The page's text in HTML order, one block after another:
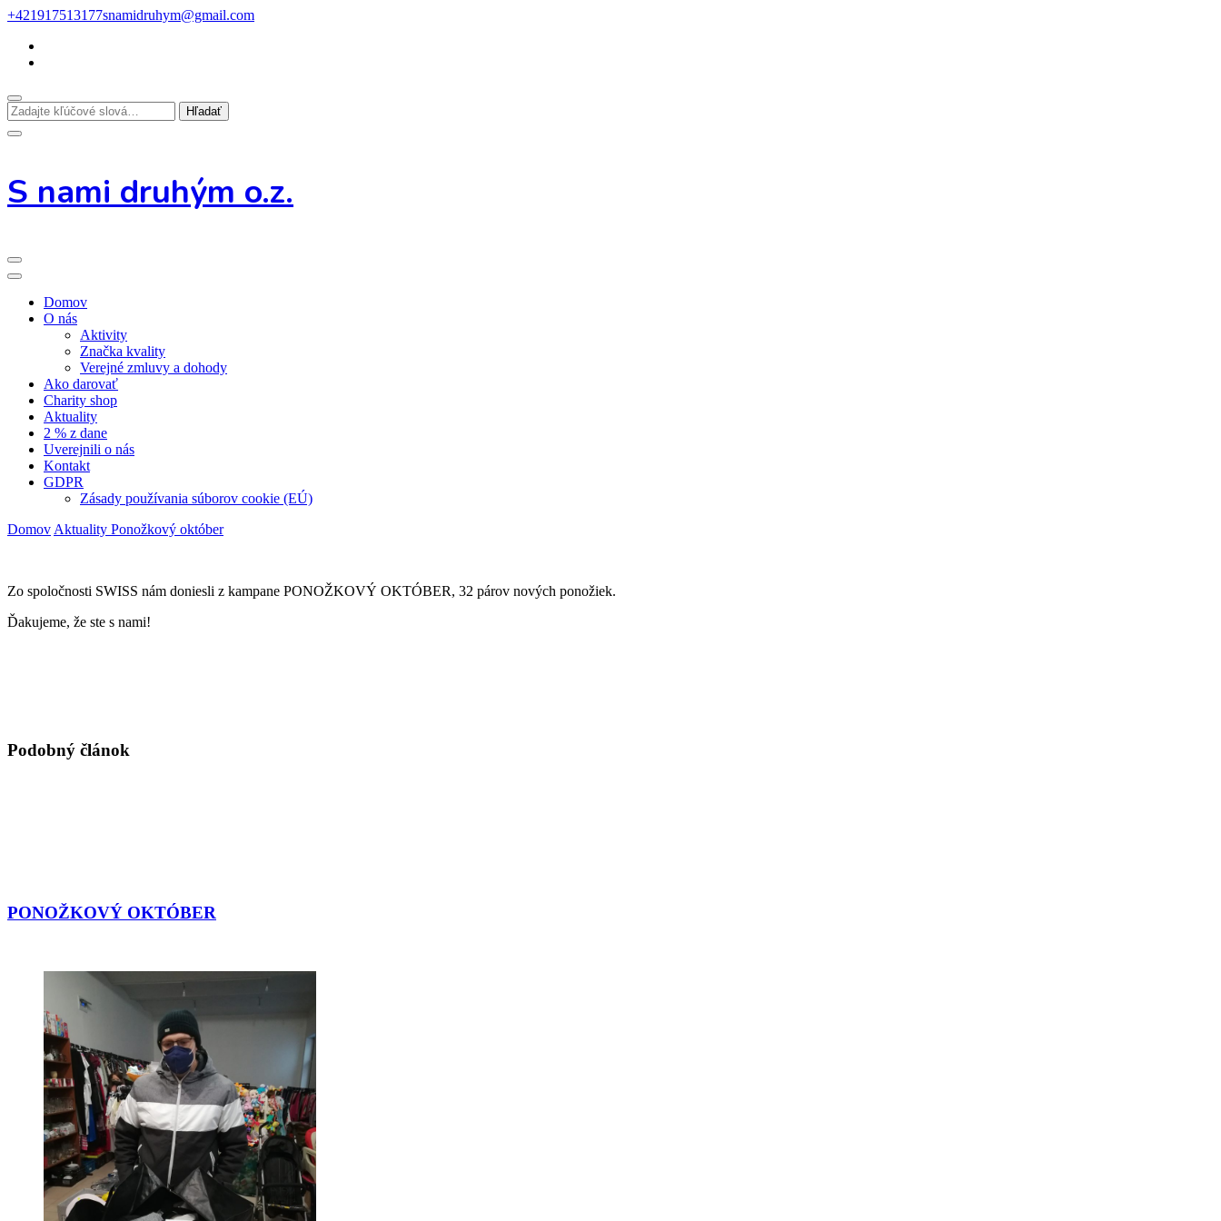
Preskoč
obsah
+421917513177snamidruhym@gmail.com
Hľadáte
niečo?
S nami druhým o.z.
Domov
O nás
Aktivity
Značka kvality
Verejné zmluvy a dohody
Ako darovať
Charity shop
Aktuality
2 % z dane
Uverejnili o nás
Kontakt
GDPR
Zásady používania súborov cookie (EÚ)
Domov Aktuality Ponožkový október
Zo spoločnosti SWISS nám doniesli z kampane PONOŽKOVÝ OKTÓBER, 32 párov nových ponožiek.
Ďakujeme, že ste s nami!
Podobný článok
PONOŽKOVÝ OKTÓBER